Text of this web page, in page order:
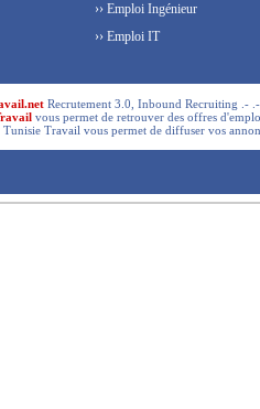
›› Emploi Ingénieur
›› Emploi IT
Recrutement 3.0, Inbound Recruiting .-
vous permet de retrouver des offres
Tunisie Travail vous permet de diffuser vos